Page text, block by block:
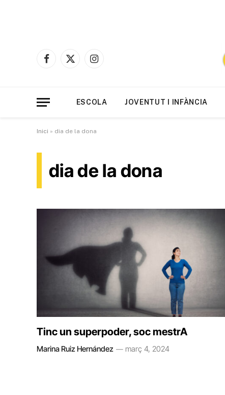
Facebook
X
Instagram
ESCOLA JOVENTUT I INFÀNCIA
Inici » dia de la dona
dia de la dona
Tinc un superpoder, soc mestrA
Marina Ruiz Hernández març 4, 2024